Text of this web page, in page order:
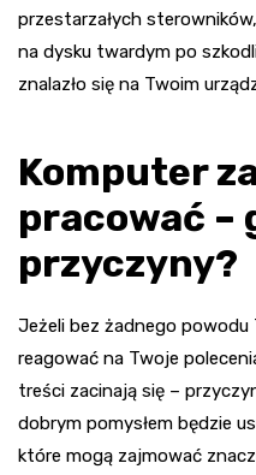
przestarzałych
na dysku twardym po
znalazło się na Twoim
Komputer
pracować –
przyczyny?
Jeżeli bez żadnego powodu
reagować na Twoje
treści zacinają się –
dobrym pomysłem będzie
które mogą zajmować